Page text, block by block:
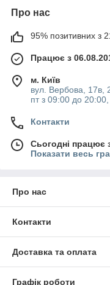
Про нас
95% позитивних з
Працює з
м. Київ
вул. Вербова, 17в,
пт з 09:00 до
Контакти
Сьогодні працює
Показати весь
Про нас
Контакти
Доставка та оплата
Графік роботи